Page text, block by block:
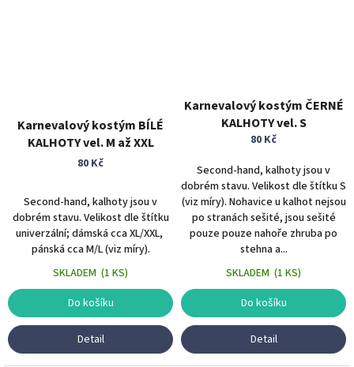
Karnevalový kostým BÍLÉ
KALHOTY vel. M až XXL
80 Kč
Second-hand, kalhoty jsou v
dobrém stavu. Velikost dle štítku
univerzální; dámská cca XL/XXL,
pánská cca M/L (viz míry).
SKLADEM (1 KS)
Do košíku
Detail
Karnevalový kostým ČERNÉ
KALHOTY vel. S
80 Kč
Second-hand, kalhoty jsou v
dobrém stavu. Velikost dle štítku S
(viz míry). Nohavice u kalhot nejsou
po stranách sešité, jsou sešité
pouze pouze nahoře zhruba po
stehna a...
SKLADEM (1 KS)
Do košíku
Detail